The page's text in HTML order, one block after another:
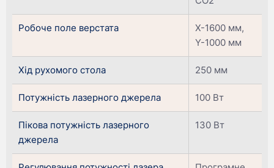
Робоче поле верстата
X-1600 мм,
Y-1000 мм
Хід рухомого стола 250 мм
Потужність лазерного джерела 100 Вт
Пікова потужність лазерного
джерела
130 Вт